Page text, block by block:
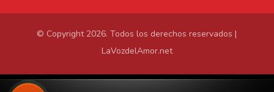
© Copyright 2026. Todos los derechos reservados |
LaVozdelAmor.net
Protección de Datos